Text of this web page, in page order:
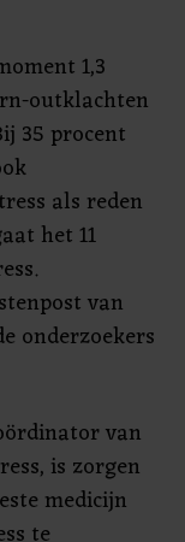
1,3
outklachten
35 procent
als reden
het 11
van
onderzoekers
van
is zorgen
medicijn